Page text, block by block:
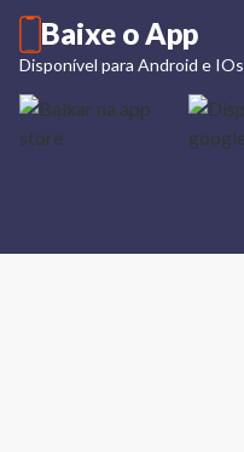
Baixe o App
Disponível para Android e IOs